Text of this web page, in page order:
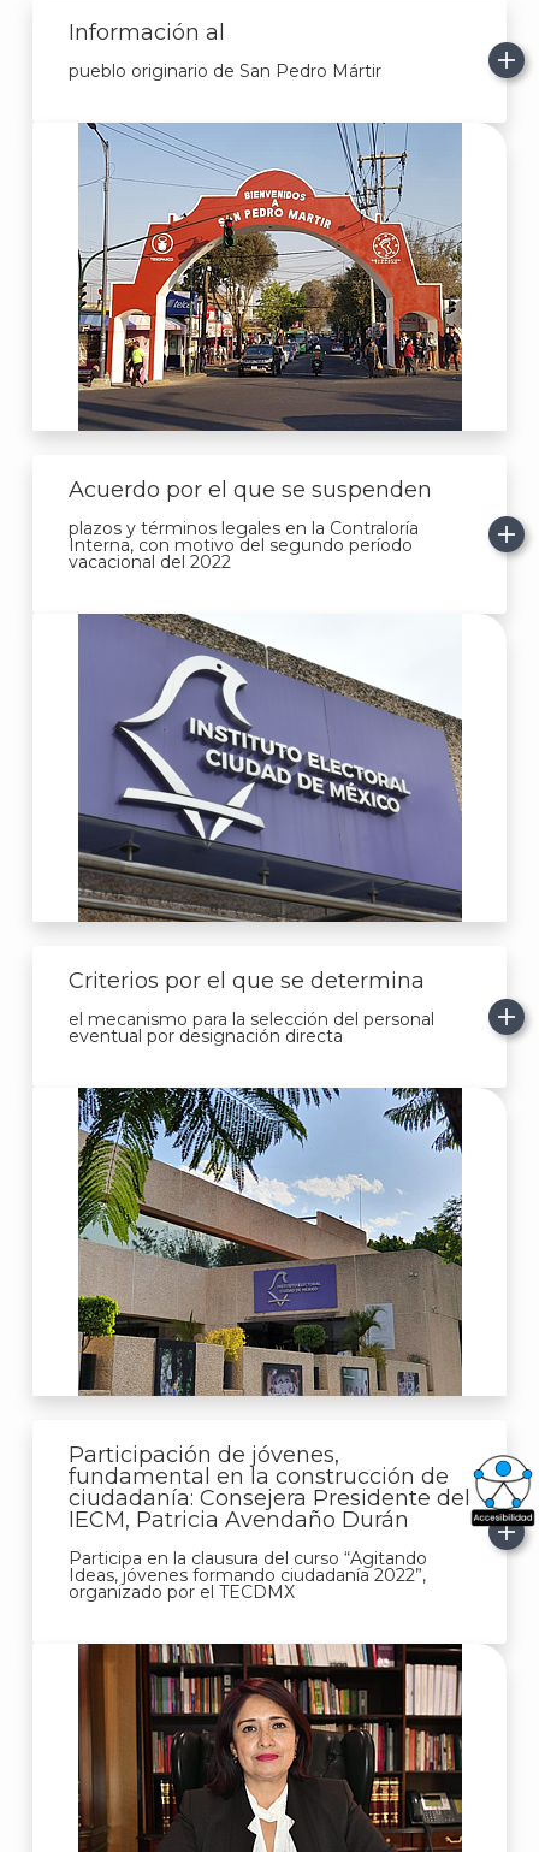
Información al
pueblo originario de San Pedro Mártir
Acuerdo por el que se suspenden
plazos y términos legales en la Contraloría
Interna, con motivo del segundo período
vacacional del 2022
Criterios por el que se determina
el mecanismo para la selección del personal
eventual por designación directa
Participación de jóvenes,
fundamental en la construcción de
ciudadanía: Consejera Presidente del
IECM, Patricia Avendaño Durán
Participa en la clausura del curso “Agitando
Ideas, jóvenes formando ciudadanía 2022”,
organizado por el TECDMX